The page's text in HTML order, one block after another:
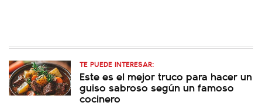
TE PUEDE INTERESAR:
Este es el mejor truco para hacer un
guiso sabroso según un famoso
cocinero